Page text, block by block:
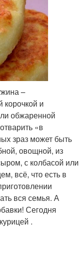
–
корочкой и
обжаренной
«в
зраз может быть
овощной, из
с колбасой или
всё, что есть в
вся семья. А
Сегодня
.